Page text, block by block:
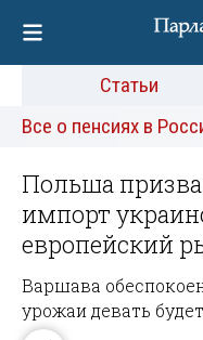
Статьи
Все о пенсиях в
Польша
импорт
европейский
Варшава
урожаи девать